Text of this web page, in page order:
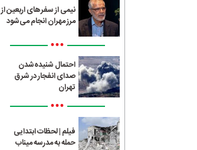
نیمی از سفرهای اربعین از
مرز مهران انجام می‌شود
•••
احتمال شنیده‌شدن
صدای انفجار در شرق
تهران
•••
فیلم | لحظات ابتدایی
حمله به مدرسه میناب